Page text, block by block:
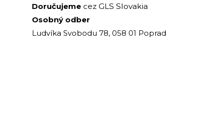
Doručujeme cez GLS Slovakia
Osobný odber
Ludvíka Svobodu 78, 058 01 Poprad